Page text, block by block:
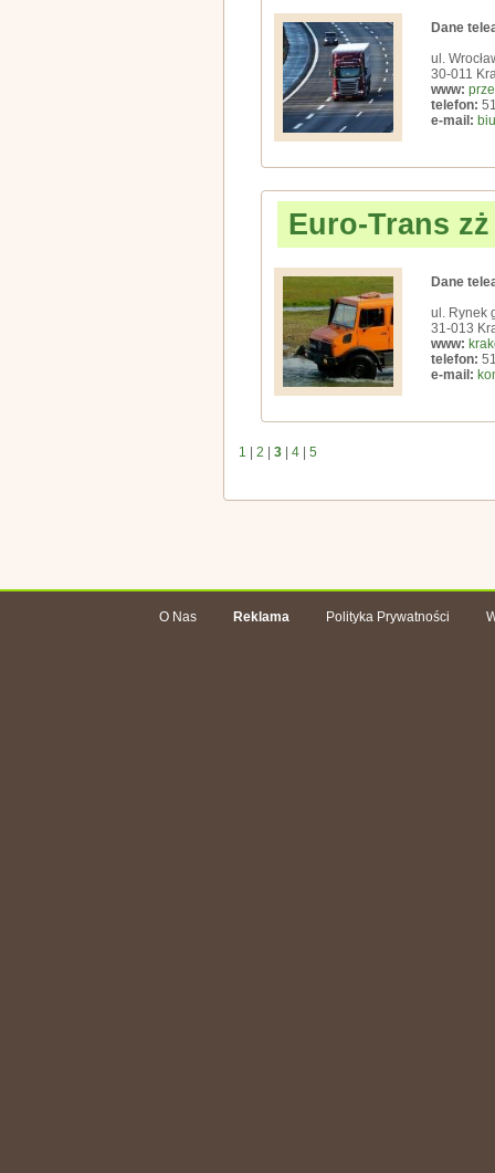
Dane
ul.
30-011
www:
telefon:
e-mail:
Euro-Trans zż
Dane
ul. Rynek
31-013
www:
telefon:
e-mail:
1 2 3 4 5
O Nas Reklama Polityka Prywatności